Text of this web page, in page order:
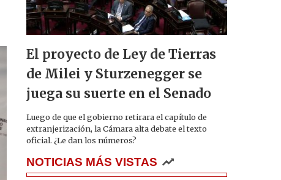
El proyecto de Ley de Tierras
de Milei y Sturzenegger se
juega su suerte en el Senado
Luego de que el gobierno retirara el capítulo de
extranjerización, la Cámara alta debate el texto
oficial. ¿Le dan los números?
NOTICIAS MÁS VISTAS